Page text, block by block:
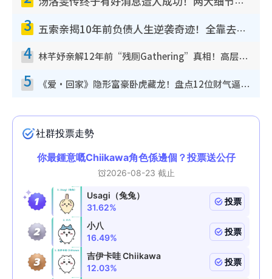
3 五索亲揭10年前负债人生逆袭奇迹！全靠去一地方转运后即遇上马先生
4 林芊妤亲解12年前“残厕Gathering”真相！高层解约一句话重创尊严，至今拒返TVB
5 《爱·回家》隐形富豪卧虎藏龙！盘点12位财气逼人的有钱艺人：这位美女3亿身家不愁做